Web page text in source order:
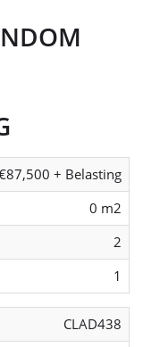
+ Belasting
0 m2
2
1
CLAD438